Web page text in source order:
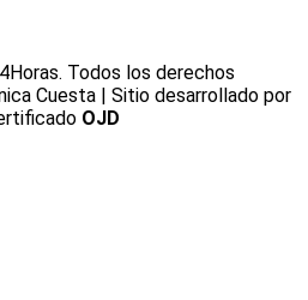
Todos los derechos
Cuesta | Sitio desarrollado por
OJD